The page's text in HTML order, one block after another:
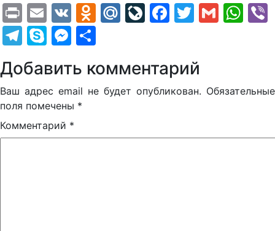
PrintEmail
VK Odnoklassniki
Mail.Ru
LiveJournal
Facebook
Twitter
Gmail
Telegram
SkypeMessenger
Добавить комментарий
Ваш адрес email не будет опубликован. Обязательные
поля помечены *
Комментарий *